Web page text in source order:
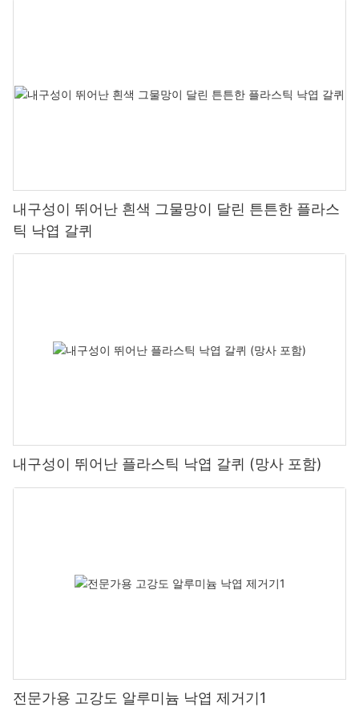
내구성이 뛰어난 흰색 그물망이 달린 튼튼한 플라스
틱 낙엽 갈퀴
내구성이 뛰어난 플라스틱 낙엽 갈퀴 (망사 포함)
전문가용 고강도 알루미늄 낙엽 제거기1